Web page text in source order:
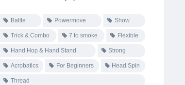
Battle Powermove Show
Trick & Combo 7 to smoke Flexible
Hand Hop & Hand Stand Strong
Acrobatics For Beginners Head Spin
Thread